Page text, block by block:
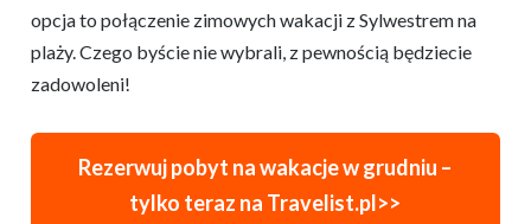
opcja to połączenie zimowych wakacji z Sylwestrem na
plaży. Czego byście nie wybrali, z pewnością będziecie
zadowoleni!
Rezerwuj pobyt na wakacje w grudniu –
tylko teraz na Travelist.pl>>